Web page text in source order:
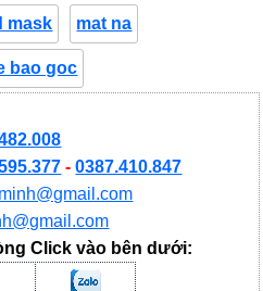
mask mat na
bao goc
-0387.410.847
Click vào bên dưới: